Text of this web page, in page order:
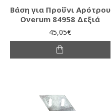
Βάση για Προΰνι Αρότρου
Overum 84958 Δεξιά
45,05€